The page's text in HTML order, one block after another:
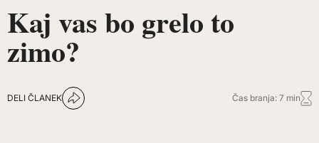
Kaj vas bo grelo to
zimo?
DELI ČLANEK Čas branja: 7 min